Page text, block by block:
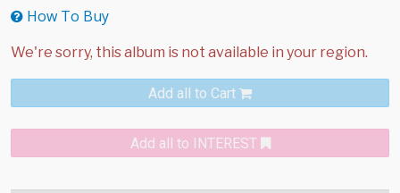
How To Buy
Add all to Cart
Add all to INTEREST